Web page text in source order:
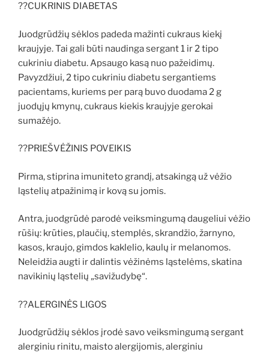
??CUKRINIS DIABETAS
Juodgrūdžių sėklos padeda mažinti cukraus kiekį
kraujyje. Tai gali būti naudinga sergant 1 ir 2 tipo
cukriniu diabetu. Apsaugo kasą nuo pažeidimų.
Pavyzdžiui, 2 tipo cukriniu diabetu sergantiems
pacientams, kuriems per parą buvo duodama 2 g
juodųjų kmynų, cukraus kiekis kraujyje gerokai
sumažėjo.
??PRIEŠVĖŽINIS POVEIKIS
Pirma, stiprina imuniteto grandį, atsakingą už vėžio
ląstelių atpažinimą ir kovą su jomis.
Antra, juodgrūdė parodė veiksmingumą daugeliui vėžio
rūšių: krūties, plaučių, stemplės, skrandžio, žarnyno,
kasos, kraujo, gimdos kaklelio, kaulų ir melanomos.
Neleidžia augti ir dalintis vėžinėms ląstelėms, skatina
navikinių ląstelių „savižudybę“.
??ALERGINĖS LIGOS
Juodgrūdžių sėklos įrodė savo veiksmingumą sergant
alerginiu rinitu, maisto alergijomis, alerginiu